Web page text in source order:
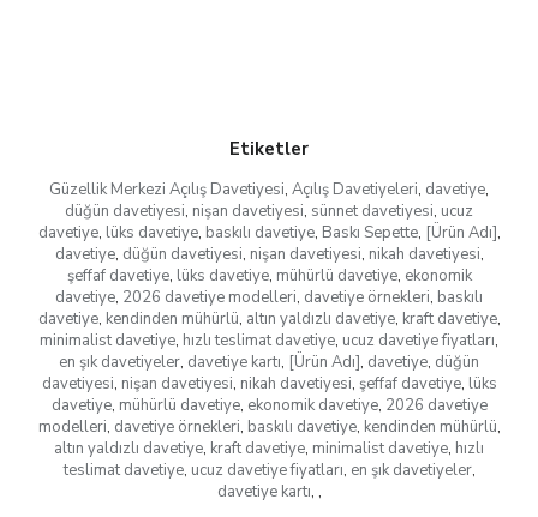
Etiketler
Güzellik Merkezi Açılış Davetiyesi, Açılış Davetiyeleri, davetiye,
düğün davetiyesi, nişan davetiyesi, sünnet davetiyesi, ucuz
davetiye, lüks davetiye, baskılı davetiye, Baskı Sepette, [Ürün Adı],
davetiye, düğün davetiyesi, nişan davetiyesi, nikah davetiyesi,
şeffaf davetiye, lüks davetiye, mühürlü davetiye, ekonomik
davetiye, 2026 davetiye modelleri, davetiye örnekleri, baskılı
davetiye, kendinden mühürlü, altın yaldızlı davetiye, kraft davetiye,
minimalist davetiye, hızlı teslimat davetiye, ucuz davetiye fiyatları,
en şık davetiyeler, davetiye kartı, [Ürün Adı], davetiye, düğün
davetiyesi, nişan davetiyesi, nikah davetiyesi, şeffaf davetiye, lüks
davetiye, mühürlü davetiye, ekonomik davetiye, 2026 davetiye
modelleri, davetiye örnekleri, baskılı davetiye, kendinden mühürlü,
altın yaldızlı davetiye, kraft davetiye, minimalist davetiye, hızlı
teslimat davetiye, ucuz davetiye fiyatları, en şık davetiyeler,
davetiye kartı, ,